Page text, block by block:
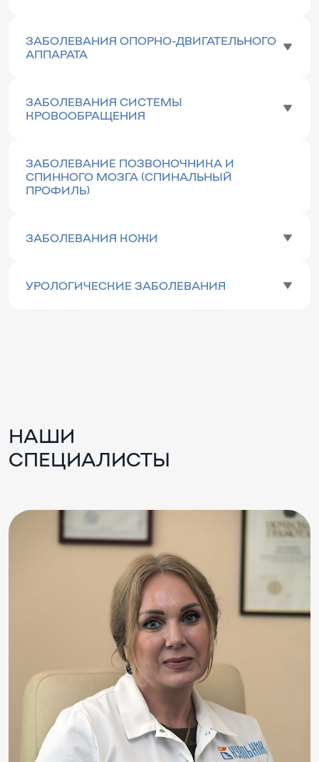
ЗАБОЛЕВАНИЯ ОПОРНО-ДВИГАТЕЛЬНОГО
АППАРАТА
ЗАБОЛЕВАНИЯ СИСТЕМЫ
КРОВООБРАЩЕНИЯ
ЗАБОЛЕВАНИЕ ПОЗВОНОЧНИКА И
СПИННОГО МОЗГА (СПИНАЛЬНЫЙ
ПРОФИЛЬ)
ЗАБОЛЕВАНИЯ КОЖИ
УРОЛОГИЧЕСКИЕ ЗАБОЛЕВАНИЯ
НАШИ
СПЕЦИАЛИСТЫ